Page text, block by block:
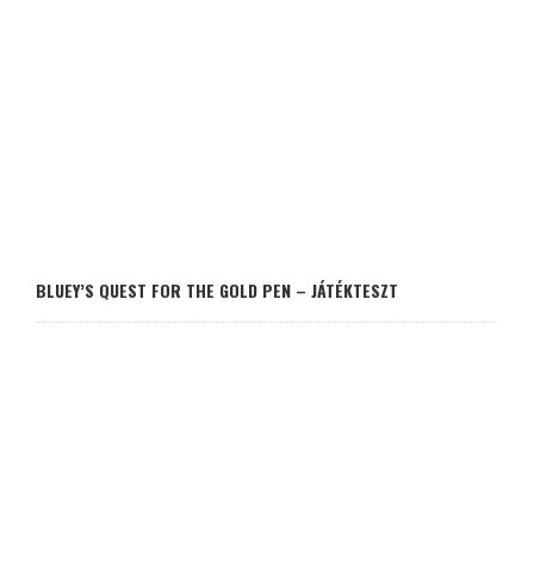
BLUEY’S QUEST FOR THE GOLD PEN – JÁTÉKTESZT